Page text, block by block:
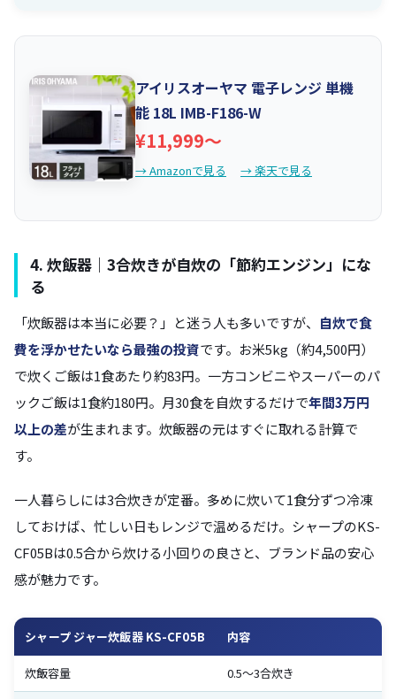
アイリスオーヤマ 電子レンジ 単機
能 18L IMB-F186-W
¥11,999〜
→ Amazonで見る → 楽天で見る
4. 炊飯器｜3合炊きが自炊の「節約エンジン」にな
る
「炊飯器は本当に必要？」と迷う人も多いですが、 自炊で食
費を浮かせたいなら最強の投資です。お米5kg（約4,500円）
で炊くご飯は1食あたり約83円。一方コンビニやスーパーのパ
ックご飯は1食約180円。月30食を自炊するだけで年間3万円
以上の差が生まれます。炊飯器の元はすぐに取れる計算で
す。
一人暮らしには3合炊きが定番。多めに炊いて1食分ずつ冷凍
しておけば、忙しい日もレンジで温めるだけ。シャープのKS-
CF05Bは0.5合から炊ける小回りの良さと、ブランド品の安心
感が魅力です。
シャープ ジャー炊飯器 KS-CF05B 内容
炊飯容量 0.5〜3合炊き